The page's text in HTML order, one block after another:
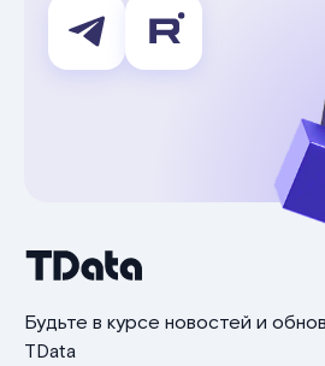
Будьте в курсе новостей и
TData